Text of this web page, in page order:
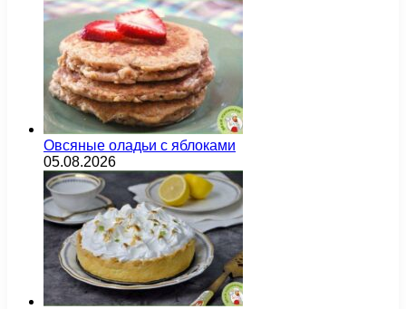
Овсяные оладьи с яблоками
05.08.2026